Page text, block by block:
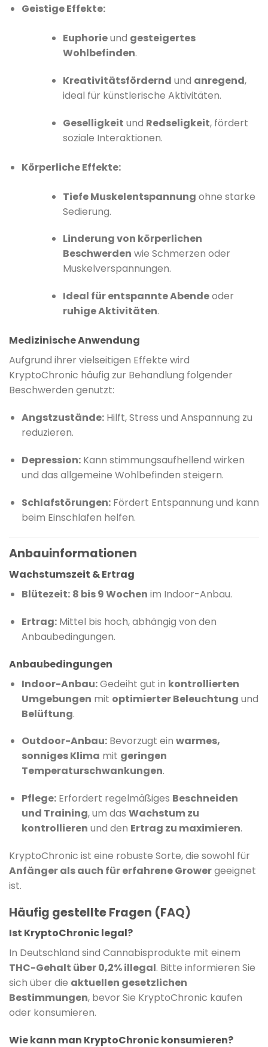
Geistige Effekte:
Euphorieund gesteigertes
Wohlbefinden.
Kreativitätsfördernd und anregend,
ideal für künstlerische Aktivitäten.
Geselligkeit und Redseligkeit, fördert
soziale Interaktionen.
Körperliche Effekte:
Tiefe Muskelentspannung ohne starke
Sedierung.
Linderung von körperlichen
Beschwerden wie Schmerzen oder
Muskelverspannungen.
Ideal für entspannte Abendeoder
ruhige Aktivitäten.
Medizinische Anwendung
Aufgrund ihrer vielseitigen Effekte wird
KryptoChronic häufig zur Behandlung folgender
Beschwerden genutzt:
Angstzustände: Hilft, Stress und Anspannung zu
reduzieren.
Depression: Kann stimmungsaufhellend wirken
und das allgemeine Wohlbefinden steigern.
Schlafstörungen: Fördert Entspannung und kann
beim Einschlafen helfen.
Anbauinformationen
Wachstumszeit & Ertrag
Blütezeit: 8 bis 9 Wochen im Indoor-Anbau.
Ertrag: Mittel bis hoch, abhängig von den
Anbaubedingungen.
Anbaubedingungen
Indoor-Anbau:Gedeiht gut in kontrollierten
Umgebungen mit optimierter Beleuchtung und
Belüftung.
Outdoor-Anbau: Bevorzugt ein warmes,
sonniges Klima mit geringen
Temperaturschwankungen.
Pflege: Erfordert regelmäßiges Beschneiden
und Training, um das Wachstum zu
kontrollieren und den Ertrag zu maximieren.
KryptoChronic ist eine robuste Sorte, die sowohl für
Anfänger als auch für erfahrene Growergeeignet
ist.
Häufig gestellte Fragen (FAQ)
Ist KryptoChronic legal?
In Deutschland sind Cannabisprodukte mit einem
THC-Gehalt über 0,2% illegal. Bitte informieren Sie
sich über die aktuellen gesetzlichen
Bestimmungen, bevor Sie KryptoChronic kaufen
oder konsumieren.
Wie kann man KryptoChronic konsumieren?